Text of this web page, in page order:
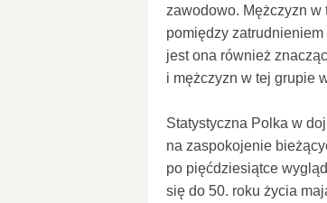
zawodowo. Mężczyzn w
pomiędzy
jest ona również
i mężczyzn w tej grupie
Statystyczna Polka w
na zaspokojenie
po pięćdziesiątce
się do 50. roku życia